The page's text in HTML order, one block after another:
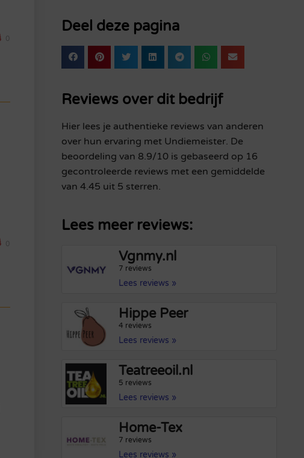
0
0
Deel deze pagina
Reviews over dit bedrijf
Hier lees je authentieke reviews van anderen
over hun ervaring met Undiemeister. De
beoordeling van 8.9/10 is gebaseerd op 16
gecontroleerde reviews met een gemiddelde
van 4.45 uit 5 sterren.
Lees meer reviews:
Vgnmy.nl
7 reviews
Lees reviews »
Hippe Peer
4 reviews
Lees reviews »
Teatreeoil.nl
5 reviews
Lees reviews »
Home-Tex
7 reviews
Lees reviews »